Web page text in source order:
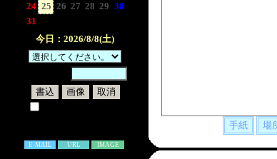
24 25 26 27 28 29 30
31
今日：2026/8/8(土)
E-MAIL URL IMAGE